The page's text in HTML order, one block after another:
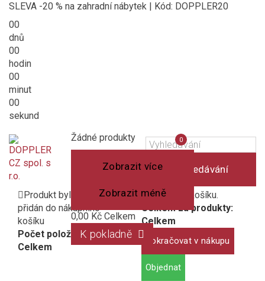
SLEVA -20 % na zahradní nábytek | Kód: DOPPLER20
00
dnů
00
hodin
00
minut
00
sekund
Vyhledávání
Košík
(prázdný)
Žádné produkty
Zobrazit více
Zobrazit méně
0,00 Kč Celkem
K pokladně
Produkt byl úspěšně
přidán do nákupního
košíku
Počet položek:
Celkem
1 produkt v košíku.
Celkem za produkty:
Celkem
Pokračovat v nákupu
Objednat
Porovnání
produktů
0